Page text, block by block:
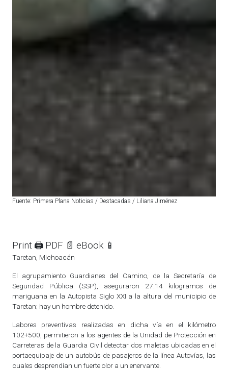
Fuente: Primera Plana Noticias / Destacadas / Liliana Jiménez
Print 🖨 PDF 📄 eBook 📱
Taretan, Michoacán
El agrupamiento Guardianes del Camino, de la Secretaría de
Seguridad Pública (SSP), aseguraron 27.14 kilogramos de
mariguana en la Autopista Siglo XXI a la altura del municipio de
Taretan; hay un hombre detenido.
Labores preventivas realizadas en dicha vía en el kilómetro
102+500, permitieron a los agentes de la Unidad de Protección en
Carreteras de la Guardia Civil detectar dos maletas ubicadas en el
portaequipaje de un autobús de pasajeros de la línea Autovías, las
cuales desprendían un fuerte olor a un enervante.